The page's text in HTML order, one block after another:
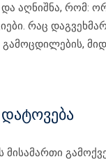
და აღნიშნა, რომ:
რაც